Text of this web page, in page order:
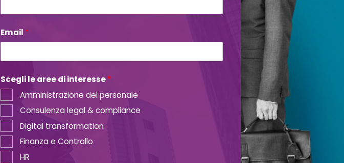
Email *
Scegli le aree di interesse*
Amministrazione del personale
Consulenza legal & compliance
Digital transformation
Finanza e Controllo
HR
n
m
e